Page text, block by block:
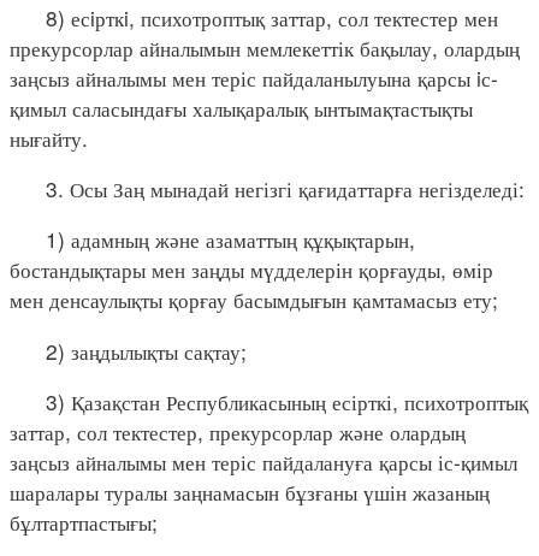
8) есiрткi, психотроптық заттар, сол тектестер мен
прекурсорлар айналымын мемлекеттік бақылау, олардың
заңсыз айналымы мен теріс пайдаланылуына қарсы iс-
қимыл саласындағы халықаралық ынтымақтастықты
нығайту.
3. Осы Заң мынадай негізгі қағидаттарға негізделеді:
1) адамның және азаматтың құқықтарын,
бостандықтары мен заңды мүдделерін қорғауды, өмір
мен денсаулықты қорғау басымдығын қамтамасыз ету;
2) заңдылықты сақтау;
3) Қазақстан Республикасының есірткі, психотроптық
заттар, сол тектестер, прекурсорлар және олардың
заңсыз айналымы мен теріс пайдалануға қарсы іс-қимыл
шаралары туралы заңнамасын бұзғаны үшін жазаның
бұлтартпастығы;